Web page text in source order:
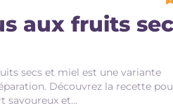
aux fruits
secs et miel est une variante
Découvrez la recette
savoureux et…